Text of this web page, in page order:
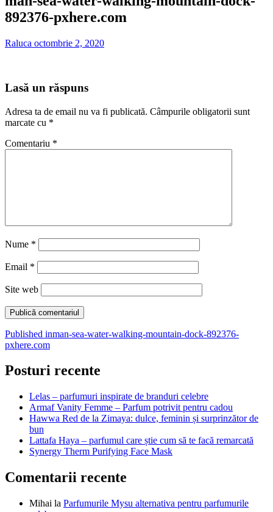
892376-pxhere.com
Raluca octombrie 2, 2020
Lasă un răspuns
Adresa ta de email nu va fi publicată. Câmpurile obligatorii sunt
marcate cu *
Comentariu *
Nume *
Email *
Site web
Navigare
în
articole
Published inman-sea-water-walking-mountain-dock-892376-
pxhere.com
Posturi recente
Lelas – parfumuri inspirate de branduri celebre
Armaf Vanity Femme – Parfum potrivit pentru cadou
Hawwa Red de la Zimaya: dulce, feminin și surprinzător de
bun
Lattafa Haya – parfumul care știe cum să te facă remarcată
Synergy Therm Purifying Face Mask
Comentarii recente
Mihai la Parfumurile Mysu alternativa pentru parfumurile